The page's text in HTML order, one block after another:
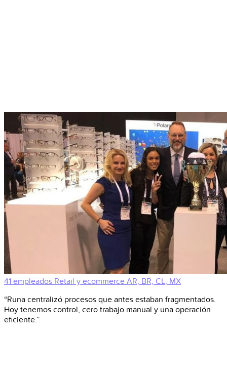
41 empleados Retail y ecommerce AR, BR, CL, MX
“Runa centralizó procesos que antes estaban fragmentados.
Hoy tenemos control, cero trabajo manual y una operación
eficiente.”